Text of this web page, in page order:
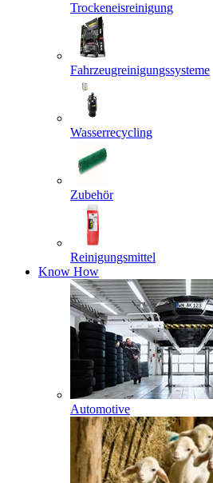
Trockeneisreinigung
Fahrzeugreinigungssysteme
Wasserrecycling
Zubehör
Reinigungsmittel
Know How
Automotive